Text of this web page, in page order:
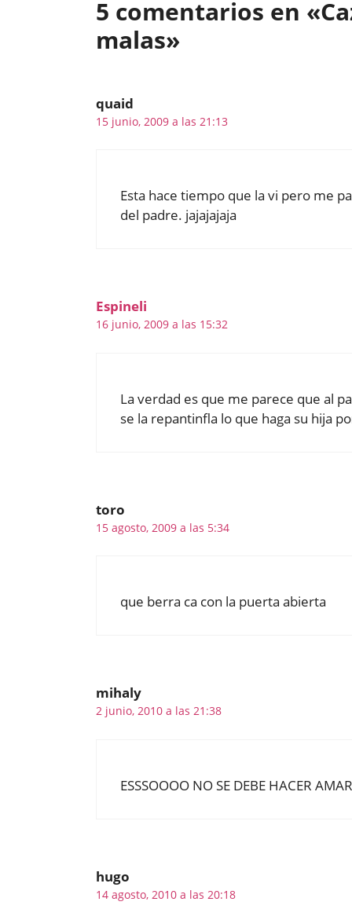
5 comentarios en
malas»
quaid
15 junio, 2009 a las 21:13
Esta hace tiempo que la vi pero me
del padre. jajajajaja
Espineli
16 junio, 2009 a las 15:32
La verdad es que me parece que al
se la repantinfla lo que haga su hija
toro
15 agosto, 2009 a las 5:34
que berra ca con la puerta abierta
mihaly
2 junio, 2010 a las 21:38
ESSSOOOO NO SE DEBE HACER
hugo
14 agosto, 2010 a las 20:18